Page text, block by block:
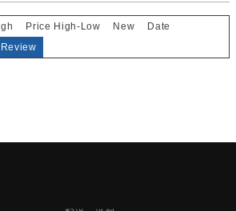
Price High-Low New
Date
Review